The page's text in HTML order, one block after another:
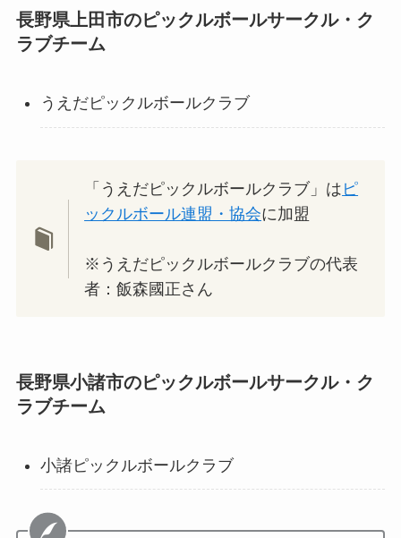
長野県上田市のピックルボールサークル・ク
ラブチーム
うえだピックルボールクラブ
「うえだピックルボールクラブ」は ピ
ックルボール連盟・協会に加盟
※うえだピックルボールクラブの代表
者：飯森國正さん
長野県小諸市のピックルボールサークル・ク
ラブチーム
小諸ピックルボールクラブ